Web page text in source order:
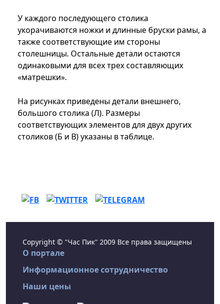
У каждого последующего столика
укорачиваются ножки и длинные бруски рамы, а
также соответствующие им стороны
столешницы. Остальные детали остаются
одинаковыми для всех трех составляющих
«матрешки».
На рисунках приведены детали внешнего,
большого столика (Л). Размеры
соответствующих элементов для двух других
столиков (Б и В) указаны в таблице.
Copyright © "Час Пик" 2009 Все права защищены
О портале
Информационное сотрудничество
Наши цены